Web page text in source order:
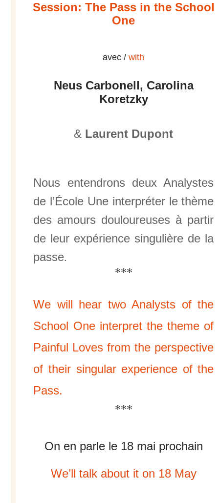
Session: The Pass in the School
One
avec /with
Neus Carbonell, Carolina
Koretzky
& Laurent Dupont
Nous entendrons deux Analystes
de l’École Une interpréter le thème
des amours douloureuses à partir
de leur expérience singulière de la
passe.
***
We will hear two Analysts of the
School One interpret the theme of
Painful Loves from the perspective
of their singular experience of the
Pass.
***
On en parle le 18 mai prochain
We’ll talk about it on 18 May